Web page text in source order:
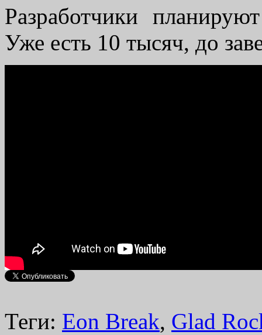
Разработчики
Уже есть 10 тысяч, до
Теги: Eon Break, Glad